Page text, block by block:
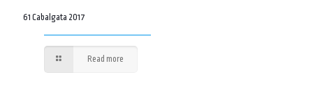
61 Cabalgata 2017
Read more